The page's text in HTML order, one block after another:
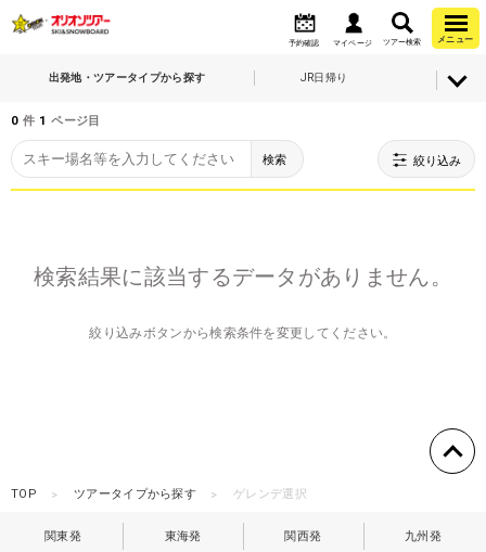
予約確認 マイページ ツアー検索 メニュー
出発地・ツアータイプから探す JR日帰り
0 件 1 ページ目
検索 絞り込み
検索結果に該当するデータがありません。
絞り込みボタンから検索条件を変更してください。
TOP ツアータイプから探す ゲレンデ選択
関東発 東海発 関西発 九州発